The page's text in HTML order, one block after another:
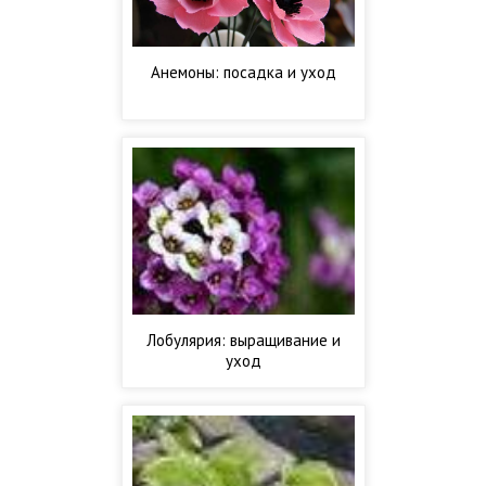
Анемоны: посадка и уход
Лобулярия: выращивание и
уход